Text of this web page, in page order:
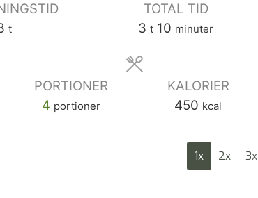
t
TOTAL TID
3 t 10 minuter
PORTIONER
4 portioner
KALORIER
450 kcal
1x 2x 3x